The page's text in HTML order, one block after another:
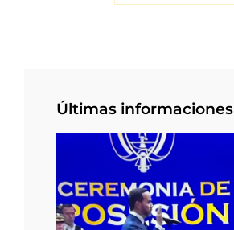
Últimas informaciones